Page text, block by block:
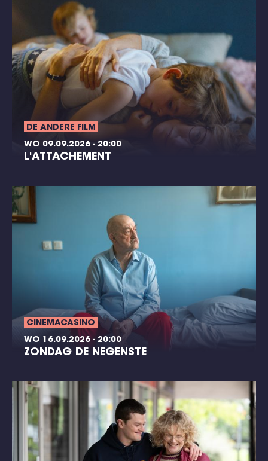
DE ANDERE FILM
WO 09.09.2026 - 20:00
L'ATTACHEMENT
CINEMACASINO
WO 16.09.2026 - 20:00
ZONDAG DE NEGENSTE